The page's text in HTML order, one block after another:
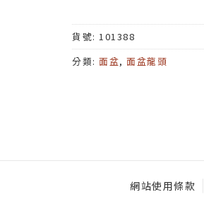
貨號: 101388
分類: 面盆, 面盆龍頭
網站使用條款